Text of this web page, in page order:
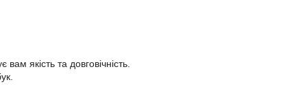
якість та довговічність.